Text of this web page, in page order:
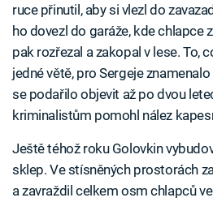
ruce přinutil, aby si vlezl do
ho dovezl do garáže, kde chlapce
pak rozřezal a zakopal v lese. To,
jedné větě, pro Sergeje
se podařilo objevit až po dvou
kriminalistům pomohl nález
Ještě téhož roku Golovkin
sklep. Ve stísněných prostorách
a zavraždil celkem osm chlapců